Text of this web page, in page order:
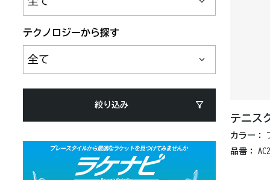
テクノロジーから探す
絞り込み
テニス
カラー：
品番：